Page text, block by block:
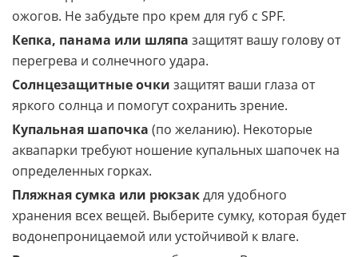
тела каждые 2-3 часа, чтобы избежать солнечных
ожогов. Не забудьте про крем для губ с SPF.
Кепка, панама или шляпазащитят вашу голову от
перегрева и солнечного удара.
Солнцезащитные очкизащитят ваши глаза от
яркого солнца и помогут сохранить зрение.
Купальная шапочка(по желанию). Некоторые
аквапарки требуют ношение купальных шапочек на
определенных горках.
Пляжная сумка или рюкзакдля удобного
хранения всех вещей. Выберите сумку, которая будет
водонепроницаемой или устойчивой к влаге.